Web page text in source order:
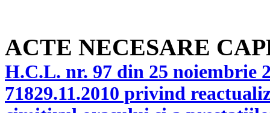
ACTE NECESARE
H.C.L. nr. 97 din 25 noiembrie
71829.11.2010 privind